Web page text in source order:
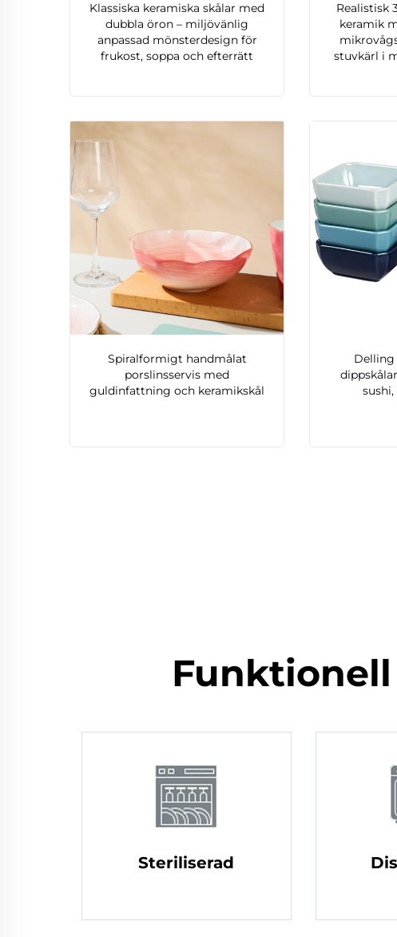
Klassiska keramiska skålar med
dubbla öron – miljövänlig
anpassad mönsterdesign för
frukost, soppa och efterrätt
Realistisk
keramik
stuvkärl i
Spiralformigt handmålat
porslinsservis med
guldinfattning och keramikskål
Delling
Steriliserad